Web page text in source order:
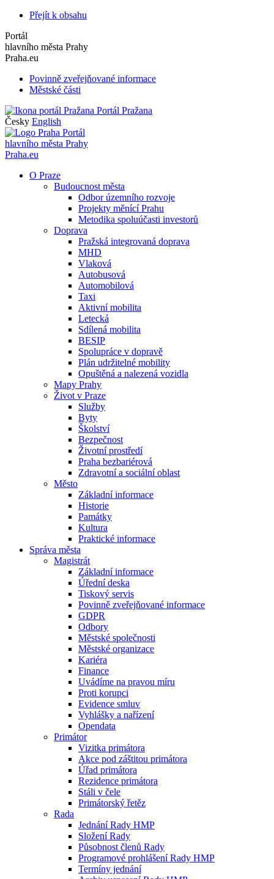
Přejít k obsahu
Portál
hlavního města Prahy
Praha.eu
Povinně zveřejňované informace
Městské části
Portál Pražana
Česky English
Portál
hlavního města Prahy
Praha.eu
O Praze
Budoucnost města
Odbor územního rozvoje
Projekty měnící Prahu
Metodika spoluúčasti investorů
Doprava
Pražská integrovaná doprava
MHD
Vlaková
Autobusová
Automobilová
Taxi
Aktivní mobilita
Letecká
Sdílená mobilita
BESIP
Spolupráce v dopravě
Plán udržitelné mobility
Opuštěná a nalezená vozidla
Mapy Prahy
Život v Praze
Služby
Byty
Školství
Bezpečnost
Životní prostředí
Praha bezbariérová
Zdravotní a sociální oblast
Město
Základní informace
Historie
Památky
Kultura
Praktické informace
Správa města
Magistrát
Základní informace
Úřední deska
Tiskový servis
Povinně zveřejňované informace
GDPR
Odbory
Městské společnosti
Městské organizace
Kariéra
Finance
Uvádíme na pravou míru
Proti korupci
Evidence smluv
Vyhlášky a nařízení
Opendata
Primátor
Vizitka primátora
Akce pod záštitou primátora
Úřad primátora
Rezidence primátora
Stáli v čele
Primátorský řetěz
Rada
Jednání Rady HMP
Složení Rady
Působnost členů Rady
Programové prohlášení Rady HMP
Termíny jednání